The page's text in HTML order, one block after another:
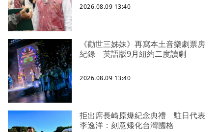
2026.08.09 13:40
《勸世三姊妹》再寫本土音樂劇票房
紀錄 英語版9月紐約二度讀劇
2026.08.09 13:40
拒出席長崎原爆紀念典禮 駐日代表
李逸洋：刻意矮化台灣國格